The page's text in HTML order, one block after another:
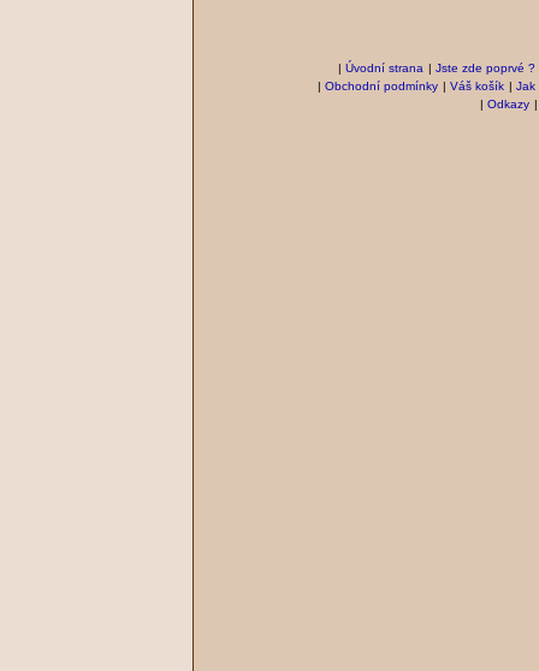
| Úvodní strana | Jste zde poprvé ?
| Obchodní podmínky | Váš košík | Jak
| Odkazy